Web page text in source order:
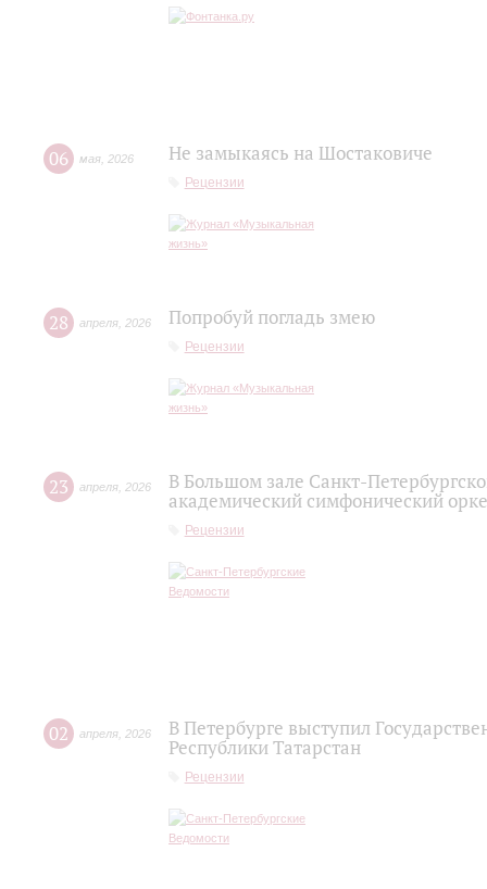
06 мая 2026 Не замыкаясь на Шостаковиче
Рецензии
28 апреля 2026 Попробуй погладь змею
Рецензии
23 апреля 2026
В Большом зале Санкт-
академический симфонический
Рецензии
02 апреля 2026
В Петербурге выступил
Республики Татарстан
Рецензии